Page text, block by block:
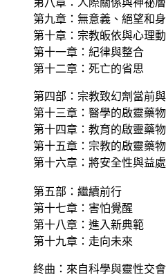
第八章：人際關係與神祕
第九章：無意義、絕望和
第十章：宗教皈依與心理
第十一章：紀律與整合
第十二章：死亡的省思
第四部：宗教致幻劑當前
第十三章：醫學的啟靈藥
第十四章：教育的啟靈藥
第十五章：宗教的啟靈藥
第十六章：將安全性與益
第五部：繼續前行
第十七章：害怕覺醒
第十八章：進入新典範
第十九章：走向未來
終曲：來自科學與靈性交